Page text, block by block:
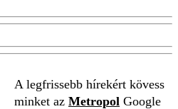
A legfrissebb hírekért kövess
minket az Metropol Google